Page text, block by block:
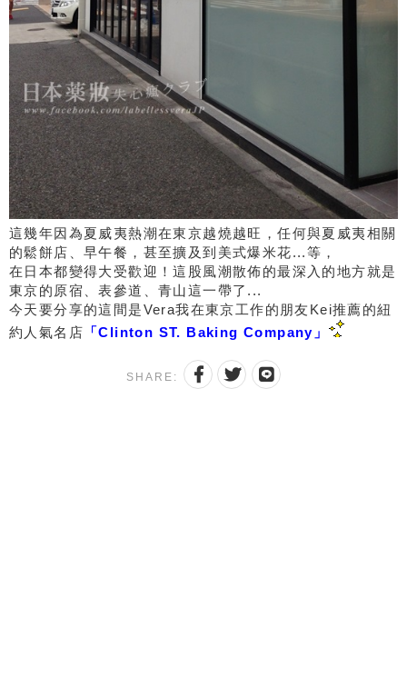
這幾年因為夏威夷熱潮在東京越燒越旺，任何與夏威夷相關
的鬆餅店、早午餐，甚至擴及到美式爆米花...等，
在日本都變得大受歡迎！這股風潮散佈的最深入的地方就是
東京的原宿、表參道、青山這一帶了...
今天要分享的這間是Vera我在東京工作的朋友Kei推薦的紐
約人氣名店 「Clinton ST. Baking Company」
SHARE: